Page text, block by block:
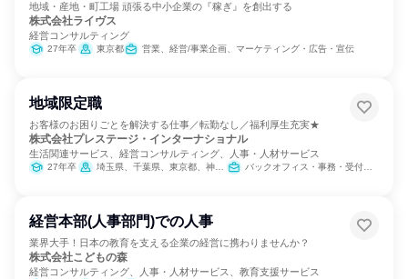
地域・産地・町工場 頑張る中小企業の『稼ぎ』を創出する
株式会社ライヴス
経営コンサルティング
27年卒 東京都 営業、経営/事業企画、マーケティング・広告・宣伝
地域限定職
お客様のお困りごとを解決する仕事／転勤なし／福利厚生充実★
株式会社プレステージ・インターナショナル
生活関連サービス、経営コンサルティング、人事・人材サービス
27年卒 埼玉県、千葉県、東京都、神奈川県 バックオフィス・事務・受付、営業、人事、経理/税務/財務、総務、法務/知財、IT、広報/IR、組織運営管理・公務員・事務系職種、カスタマーサポート/コールセンター
経営本部(人事部門)での人事
業界大手！日本の教育を支える企業の経営に携わりませんか？
株式会社こどもの森
経営コンサルティング、人事・人材サービス、教育支援サービス